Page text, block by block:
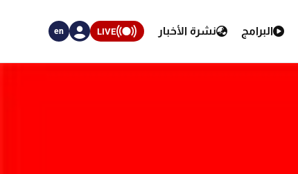
البرامج نشرة الأخبار LIVE
en